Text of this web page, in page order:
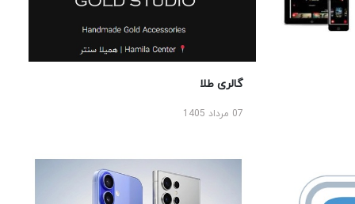
گالری طلا
07 مرداد 1405